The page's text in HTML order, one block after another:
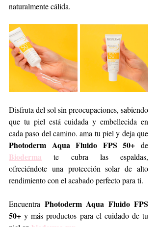
naturalmente cálida.
Disfruta del sol sin preocupaciones, sabiendo
que tu piel está cuidada y embellecida en
Photoderm Aqua Fluido FPS 50+
Bioderma te cubra las espaldas,
ofreciéndote una protección solar de alto
rendimiento con el acabado perfecto para ti.
Encuentra Photoderm Aqua Fluido FPS
50+ y más productos para el cuidado de tu